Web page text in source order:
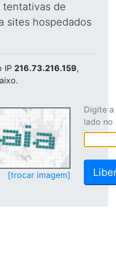
tentativas de
sites hospedados
IP 216.73.216.159,
[trocar imagem]
Digite
lado no